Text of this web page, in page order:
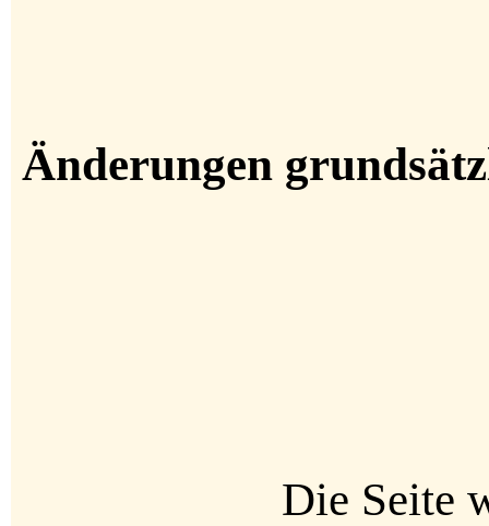
Änderungen
Die Seite